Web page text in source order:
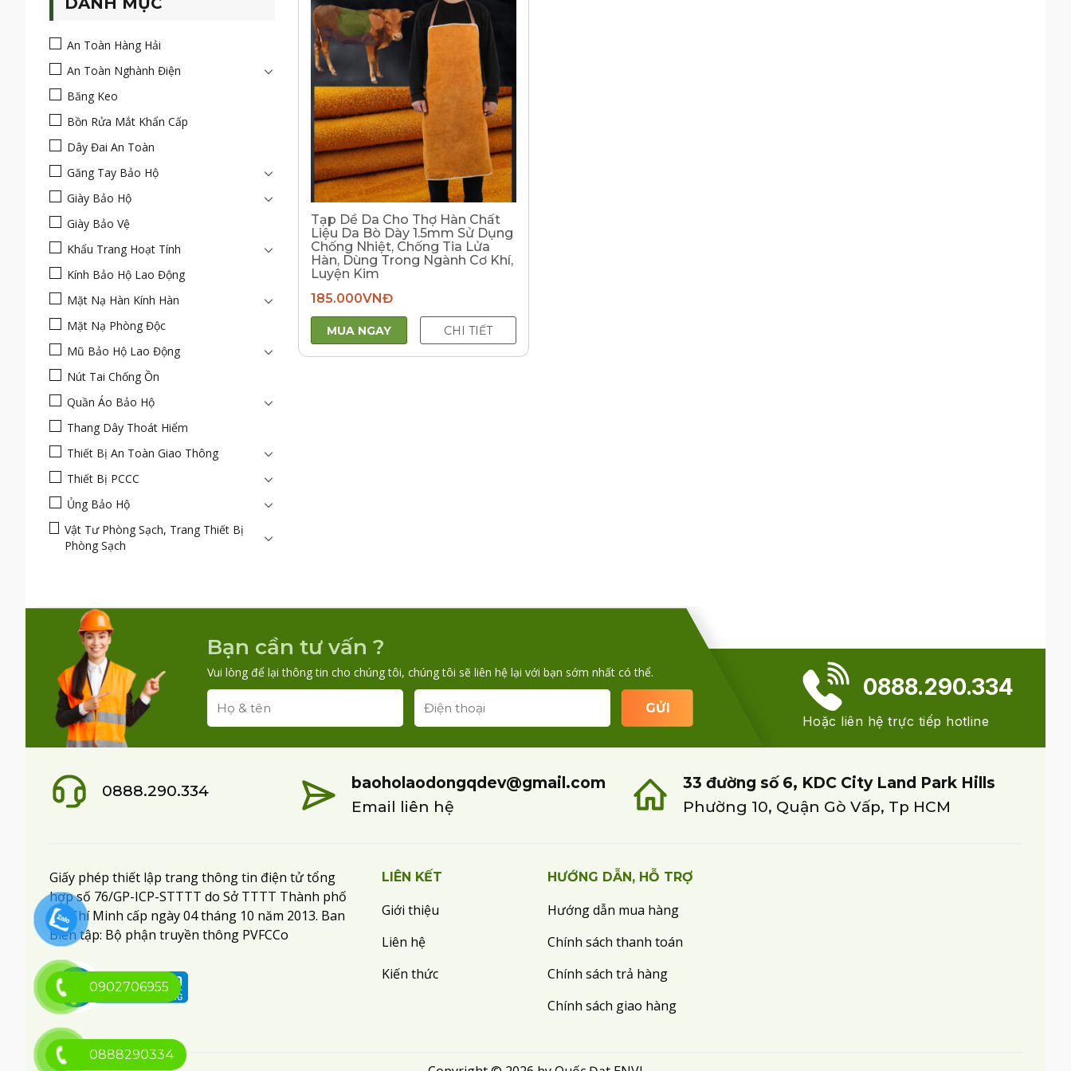
An Toàn Hàng Hải
An Toàn Nghành Điện
Băng Keo
Bồn Rửa Mắt Khẩn Cấp
Dây Đai An Toàn
Găng Tay Bảo Hộ
Giày Bảo Hộ
Giày Bảo Vệ
Khẩu Trang Hoạt Tính
Kính Bảo Hộ Lao Động
Mặt Nạ Hàn Kính Hàn
Mặt Nạ Phòng Độc
Mũ Bảo Hộ Lao Động
Nút Tai Chống Ồn
Quần Áo Bảo Hộ
Thang Dây Thoát Hiểm
Thiết Bị An Toàn Giao Thông
Thiết Bị PCCC
Ủng Bảo Hộ
Vật Tư Phòng Sạch, Trang Thiết Bị
Phòng Sạch
Tạp Dề Da Cho Thợ Hàn Chất
Liệu Da Bò Dày 1.5mm Sử Dụng
Chống Nhiệt, Chống Tia Lửa
Hàn, Dùng Trong Ngành Cơ Khí,
Luyện Kim
185.000VNĐ
MUA NGAY CHI TIẾT
Bạn cần tư vấn ?
Vui lòng để lại thông tin cho chúng tôi, chúng tôi sẽ liên hệ lại với bạn sớm nhất có thể.
0888.290.334
Hoặc liên hệ trực tiếp hotline
0888.290.334
baoholaodongqdev@gmail.com
Email liên hệ
33 đường số 6, KDC City Land Park Hills
Phường 10, Quận Gò Vấp, Tp HCM
Giấy phép thiết lập trang thông tin điện tử tổng
hợp số 76/GP-ICP-STTTT do Sở TTTT Thành phố
Hồ Chí Minh cấp ngày 04 tháng 10 năm 2013. Ban
Biên tập: Bộ phận truyền thông PVFCCo
LIÊN KẾT
Giới thiệu
Liên hệ
Kiến thức
HƯỚNG DẪN, HỖ TRỢ
Hướng dẫn mua hàng
Chính sách thanh toán
Chính sách trả hàng
Chính sách giao hàng
0902706955
0888290334